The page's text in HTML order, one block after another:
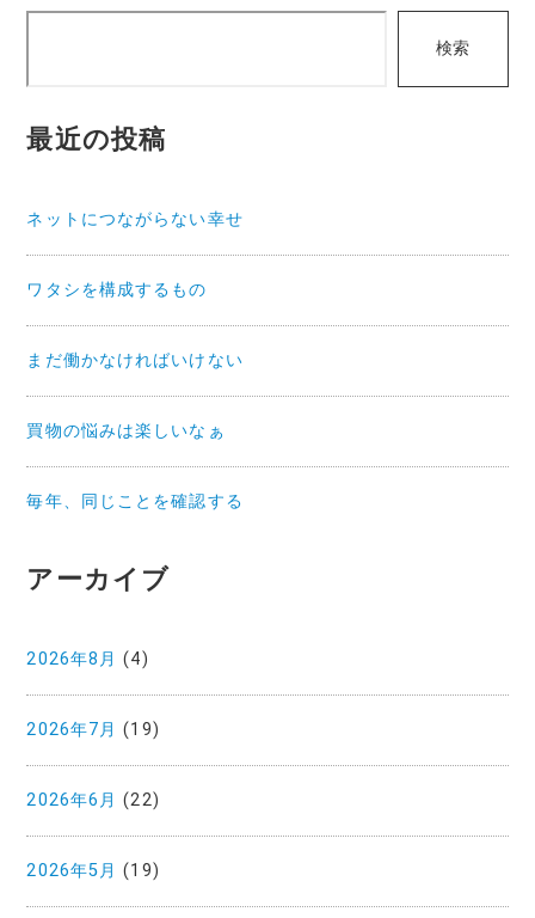
ー
シ
ン
検索
最近の投稿
ネットにつながらない幸せ
ワタシを構成するもの
まだ働かなければいけない
買物の悩みは楽しいなぁ
毎年、同じことを確認する
アーカイブ
2026年8月 (4)
2026年7月 (19)
2026年6月 (22)
2026年5月 (19)